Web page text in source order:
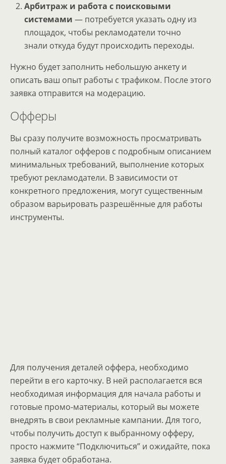
Арбитраж и работа с поисковыми
системами — потребуется указать одну из
площадок, чтобы рекламодатели точно
знали откуда будут происходить переходы.
Нужно будет заполнить небольшую анкету и
описать ваш опыт работы с трафиком. После этого
заявка отправится на модерацию.
Офферы
Вы сразу получите возможность просматривать
полный каталог офферов с подробным описанием
минимальных требований, выполнение которых
требуют рекламодатели. В зависимости от
конкретного предложения, могут существенным
образом варьировать разрешённые для работы
инструменты.
Для получения деталей оффера, необходимо
перейти в его карточку. В ней располагается вся
необходимая информация для начала работы и
готовые промо-материалы, который вы можете
внедрять в свои рекламные кампании. Для того,
чтобы получить доступ к выбранному офферу,
просто нажмите “Подключиться” и ожидайте, пока
заявка будет обработана.